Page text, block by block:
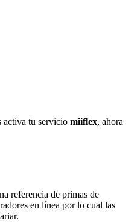
activa tu servicio miiflex, ahora
referencia de primas de
en línea por lo cual las